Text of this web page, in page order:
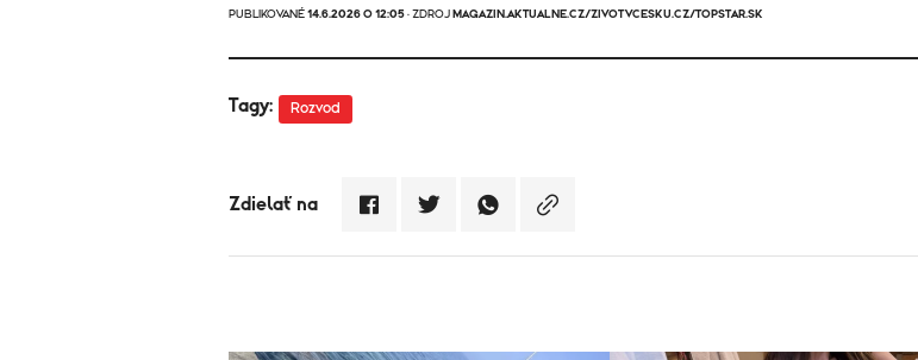
PUBLIKOVANÉ 14.6.2026 O 12:05 · ZDROJ MAGAZIN.AKTUALNE.CZ/ZIVOTVCESKU.CZ/TOPSTAR.SK
Tagy: Rozvod
Zdielať na